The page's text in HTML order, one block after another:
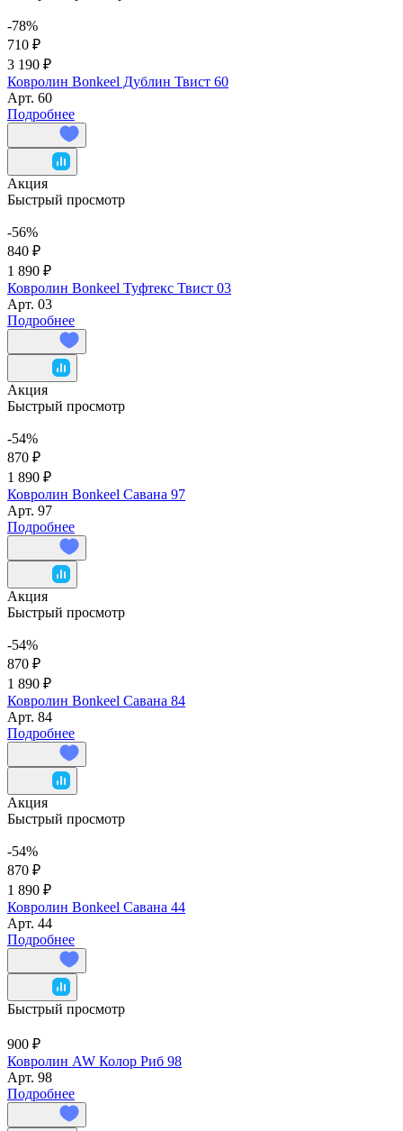
-78%
710 ₽
3 190 ₽
Ковролин Bonkeel Дублин Твист 60
Арт. 60
Подробнее
Акция
Быстрый просмотр
-56%
840 ₽
1 890 ₽
Ковролин Bonkeel Туфтекс Твист 03
Арт. 03
Подробнее
Акция
Быстрый просмотр
-54%
870 ₽
1 890 ₽
Ковролин Bonkeel Савана 97
Арт. 97
Подробнее
Акция
Быстрый просмотр
-54%
870 ₽
1 890 ₽
Ковролин Bonkeel Савана 84
Арт. 84
Подробнее
Акция
Быстрый просмотр
-54%
870 ₽
1 890 ₽
Ковролин Bonkeel Савана 44
Арт. 44
Подробнее
Быстрый просмотр
900 ₽
Ковролин AW Колор Риб 98
Арт. 98
Подробнее